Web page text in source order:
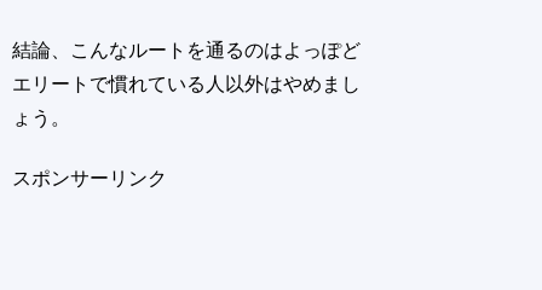
結論、こんなルートを通るのはよっぽど
エリートで慣れている人以外はやめまし
ょう。
スポンサーリンク